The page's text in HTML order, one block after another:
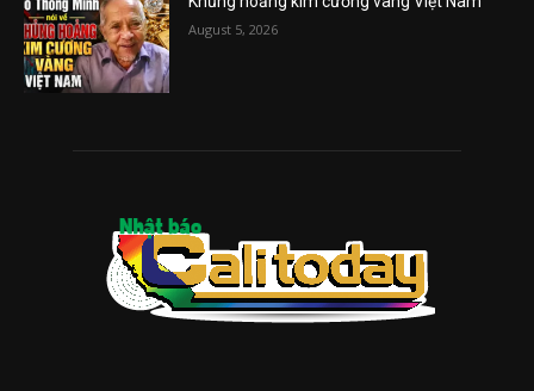
August 5, 2026